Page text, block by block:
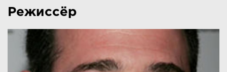
Режиссёр